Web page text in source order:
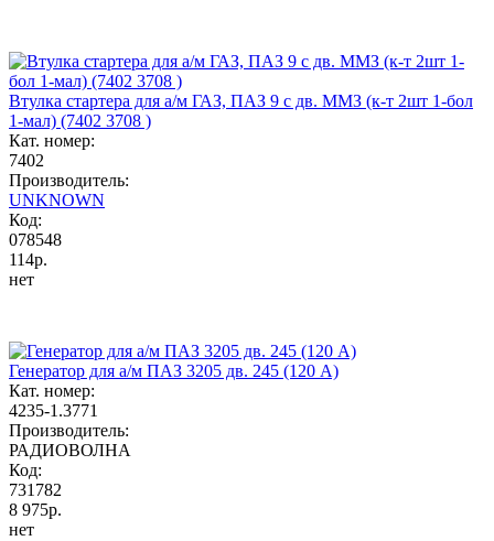
Втулка стартера для а/м ГАЗ, ПАЗ 9 с дв. ММЗ (к-т 2шт 1-бол
1-мал) (7402 3708 )
Кат. номер:
7402
Производитель:
UNKNOWN
Код:
078548
114р.
нет
Генератор для а/м ПАЗ 3205 дв. 245 (120 А)
Кат. номер:
4235-1.3771
Производитель:
РАДИОВОЛНА
Код:
731782
8 975р.
нет